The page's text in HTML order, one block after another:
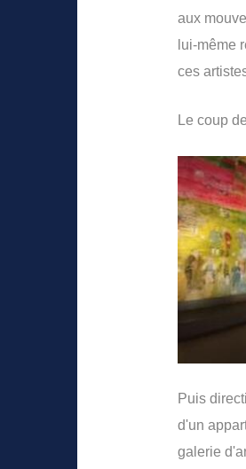
aux
lui-même
ces
Le coup
Puis
d'un
galerie